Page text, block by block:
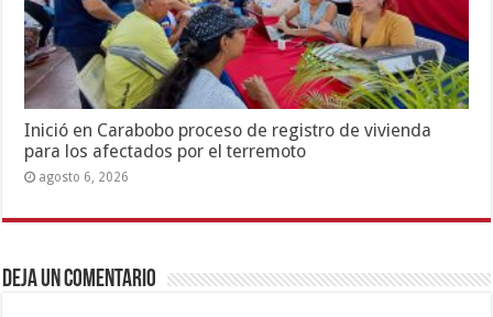
Inició en Carabobo proceso de registro de vivienda
para los afectados por el terremoto
agosto 6, 2026
Deja un comentario